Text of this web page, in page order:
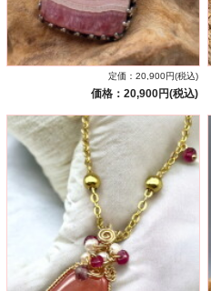
定価：20,900円(税込)
価格：20,900円(税込)